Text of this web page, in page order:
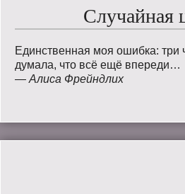
Случайная
Единственная моя ошибка: три
думала, что всё ещё впереди…
— Алиса Фрейндлих